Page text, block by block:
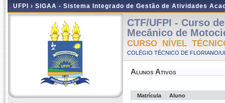
UFPI › SIGAA - Sistema Integrado de Gestão de Atividades
CTF/UFPI - Curso
Mecânico de
CURSO NÍVEL
COLÉGIO TÉCNICO DE FLORIANO/
Alunos Ativos
Matrícula
Aluno